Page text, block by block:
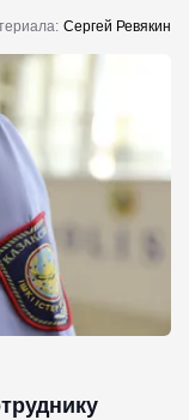
Сергей Ревякин